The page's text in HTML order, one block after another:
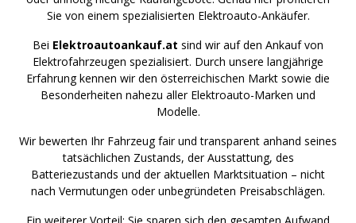
Sie von einem spezialisierten Elektroauto-Ankäufer.
Bei Elektroautoankauf.at sind wir auf den Ankauf von
Elektrofahrzeugen spezialisiert. Durch unsere langjährige
Erfahrung kennen wir den österreichischen Markt sowie die
Besonderheiten nahezu aller Elektroauto-Marken und
Modelle.
Wir bewerten Ihr Fahrzeug fair und transparent anhand seines
tatsächlichen Zustands, der Ausstattung, des
Batteriezustands und der aktuellen Marktsituation – nicht
nach Vermutungen oder unbegründeten Preisabschlägen.